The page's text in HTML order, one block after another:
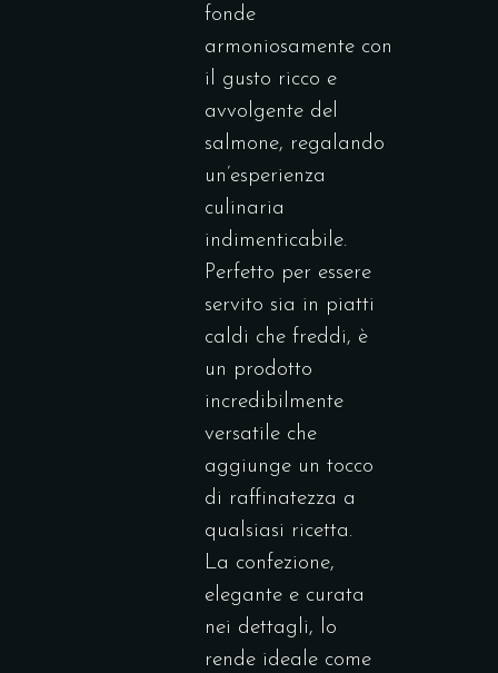
fonde
armoniosamente con
il gusto ricco e
avvolgente del
salmone, regalando
un’esperienza
culinaria
indimenticabile.
Perfetto per essere
servito sia in piatti
caldi che freddi, è
un prodotto
incredibilmente
versatile che
aggiunge un tocco
di raffinatezza a
qualsiasi ricetta.
La confezione,
elegante e curata
nei dettagli, lo
rende ideale come